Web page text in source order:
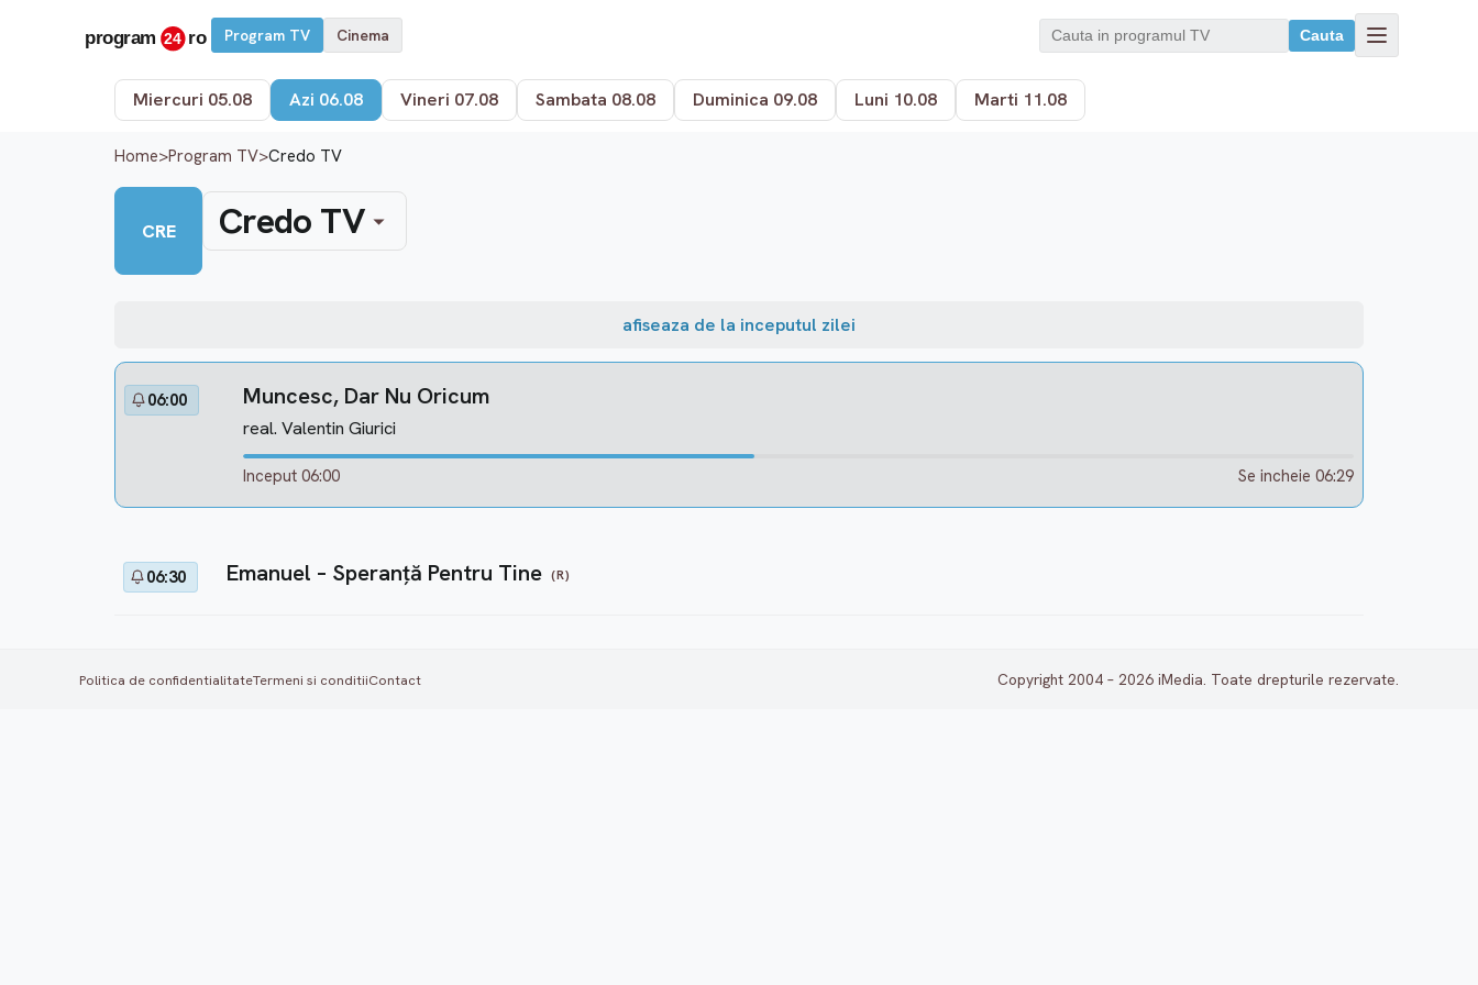
Program TV Cinema Cauta
Miercuri 05.08 Azi 06.08 Vineri 07.08 Sambata 08.08 Duminica 09.08 Luni 10.08 Marti 11.08
Home>Program TV>Credo TV
CRE Credo TV
afiseaza de la inceputul zilei
06:00 Muncesc, Dar Nu Oricum
real. Valentin Giurici
Inceput 06:00 Se incheie 06:29
06:30 Emanuel – Speranță Pentru Tine (R)
Politica de confidentialitateTermeni si conditiiContact Copyright 2004 – 2026 iMedia. Toate drepturile rezervate.